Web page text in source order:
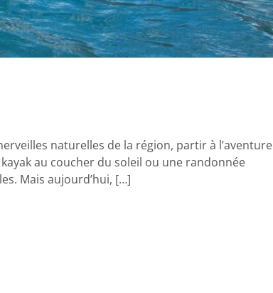
naturelles de la région, partir à l’aventure
au coucher du soleil ou une randonnée
Mais aujourd’hui, […]